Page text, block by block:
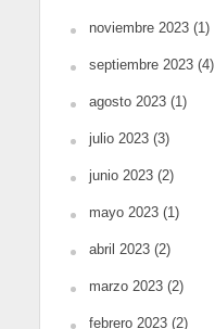
noviembre 2023(1)
septiembre 2023(4)
agosto 2023(1)
julio 2023(3)
junio 2023(2)
mayo 2023(1)
abril 2023(2)
marzo 2023(2)
febrero 2023(2)